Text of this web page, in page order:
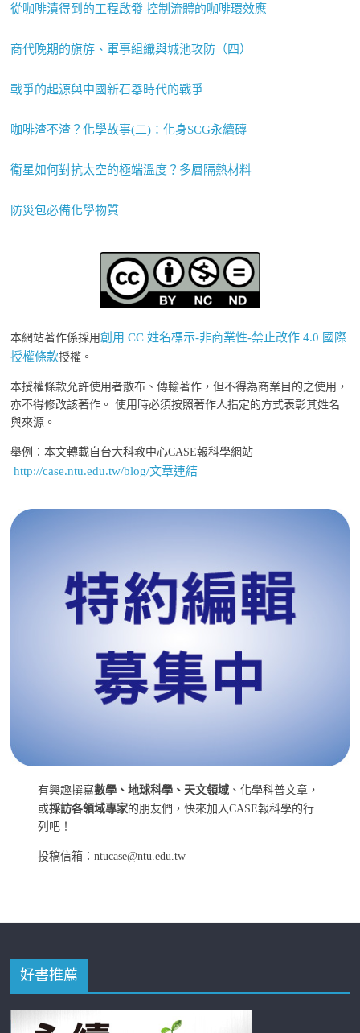
從咖啡漬得到的工程啟發 控制流體的咖啡環效應
商代晚期的旗斿、軍事組織與城池攻防（四）
戰爭的起源與中國新石器時代的戰爭
咖啡渣不渣？化學故事(二)：化身SCG永續磚
衛星如何對抗太空的極端溫度？多層隔熱材料
防災包必備化學物質
本網站著作係採用創用 CC 姓名標示-非商業性-禁止改作 4.0 國際
授權條款授權。
本授權條款允許使用者散布、傳輸著作，但不得為商業目的之使用，
亦不得修改該著作。 使用時必須按照著作人指定的方式表彰其姓名
與來源。
舉例：本文轉載自台大科教中心CASE報科學網站
http://case.ntu.edu.tw/blog/文章連結
有興趣撰寫數學、地球科學、天文領域 、化學科普文章，
或採訪各領域專家的朋友們，快來加入CASE報科學的行
列吧！
投稿信箱：ntucase@ntu.edu.tw
好書推薦